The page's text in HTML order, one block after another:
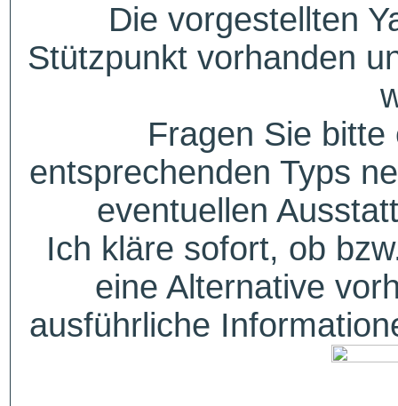
Die vorgestellten
Stützpunkt vorhanden
Fragen Sie
entsprechenden Typs
eventuellen
Ich kläre sofort, ob
eine Alternative
ausführliche